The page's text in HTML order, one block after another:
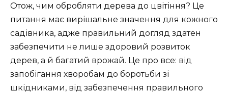
Отож, чим обробляти дерева до цвітіння? Це
питання має вирішальне значення для кожного
садівника, адже правильний догляд здатен
забезпечити не лише здоровий розвиток
дерев, а й багатий врожай. Це про все: від
запобігання хворобам до боротьби зі
шкідниками, від забезпечення правильного